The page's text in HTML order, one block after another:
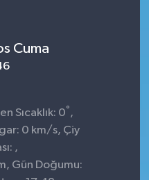
Cuma
Sıcaklık: 0° ,
0 km/s, Çiy
,
Gün Doğumu: